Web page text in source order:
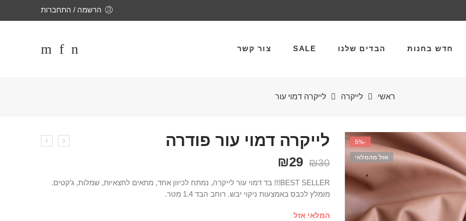
הרשמה / התחברות
חדש בחנות הבדים שלנו SALE צור קשר
ראשי לייקרה לייקרה דמוי עור
-5%
אזל מהמלאי
לייקרה דמוי עור פודרה
₪30
₪29
BEST SELLER!!! בד דמוי עור לייקרה, נמתח לכיוון אחד, מתאים לחצאיות, שמלות, ג’קטים.
מומלץ לכבס באמצעות ניקוי יבש. רוחב הבד 1.4 מטר.
המלאי אזל